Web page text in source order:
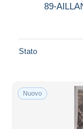
89-
Stato
Nuovo